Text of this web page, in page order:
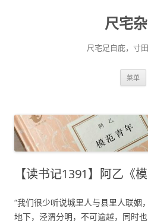
尺宅
尺宅足自庇，寸田
菜单
【读书记1391】阿乙《
“我们很少听说城里人与县里人联姻
地下，泾渭分明，不可逾越，同时